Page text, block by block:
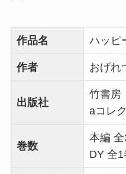
作品名 ハッピ
作者 おげれ
出版社
竹書房
aコレ
巻数
本編
DY 全1